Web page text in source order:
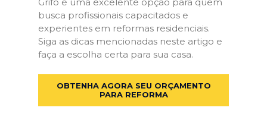
busca profissionais capacitados e
experientes em reformas residenciais.
Siga as dicas mencionadas neste artigo e
faça a escolha certa para sua casa.
OBTENHA AGORA SEU ORÇAMENTO
PARA REFORMA